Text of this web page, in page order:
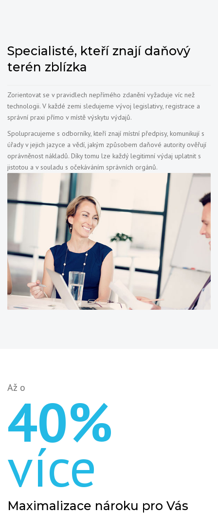
Specialisté, kteří znají daňový
terén zblízka
Zorientovat se v pravidlech nepřímého zdanění vyžaduje víc než
technologii. V každé zemi sledujeme vývoj legislativy, registrace a
správní praxi přímo v místě výskytu výdajů.
Spolupracujeme s odborníky, kteří znají místní předpisy, komunikují s
úřady v jejich jazyce a vědí, jakým způsobem daňové autority ověřují
oprávněnost nákladů. Díky tomu lze každý legitimní výdaj uplatnit s
jistotou a v souladu s očekáváním správních orgánů.
Až o
40%
více
Maximalizace nároku pro Vás